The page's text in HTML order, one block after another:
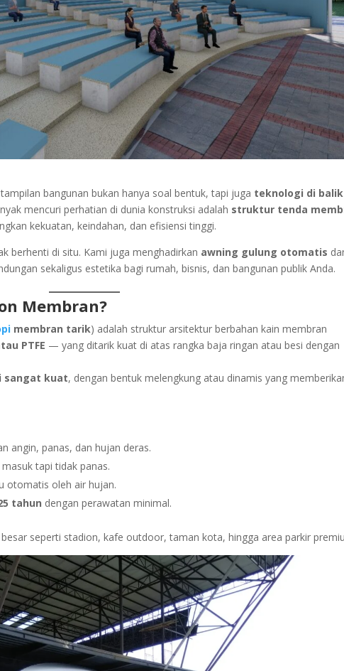
bangunan bukan hanya soal bentuk, tapi juga teknologi di balik
mencuri perhatian di dunia konstruksi adalah struktur tenda
kekuatan, keindahan, dan efisiensi tinggi.
berhenti di situ. Kami juga menghadirkan awning gulung otomatis
sekaligus estetika bagi rumah, bisnis, dan bangunan publik Anda.
Membran?
membran tarik) adalah struktur arsitektur berbahan kain membran
PTFE — yang ditarik kuat di atas rangka baja ringan atau besi dengan
sangat kuat, dengan bentuk melengkung atau dinamis yang
angin, panas, dan hujan deras.
tapi tidak panas.
otomatis oleh air hujan.
tahun dengan perawatan minimal.
seperti stadion, kafe outdoor, taman kota, hingga area parkir